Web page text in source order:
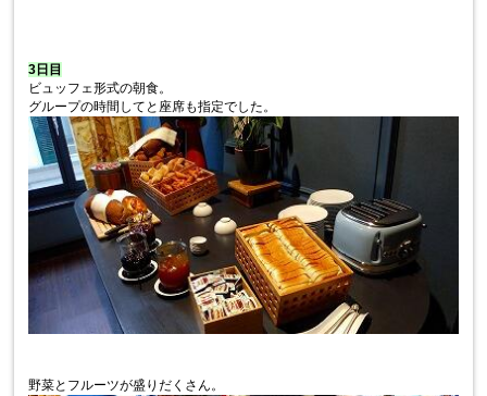
3日目
ビュッフェ形式の朝食。
グループの時間してと座席も指定でした。
野菜とフルーツが盛りだくさん。